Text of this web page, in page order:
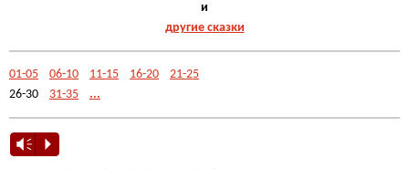
и
другие сказки
01-05 06-10 11-15 16-20
21-25
26-30 31-35 ...
Vm P